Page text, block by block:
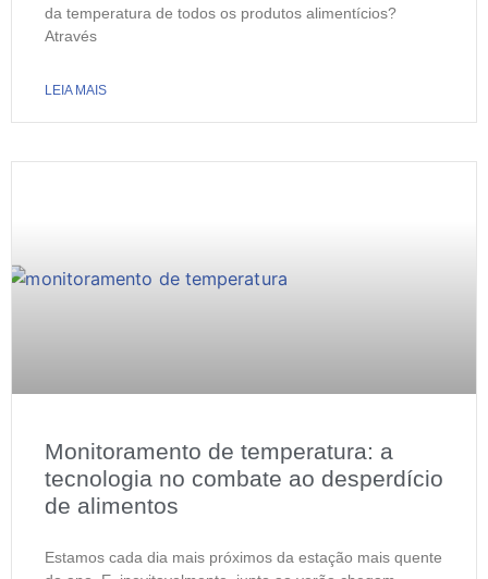
da temperatura de todos os produtos alimentícios?
Através
LEIA MAIS
Monitoramento de temperatura: a
tecnologia no combate ao desperdício
de alimentos
Estamos cada dia mais próximos da estação mais quente